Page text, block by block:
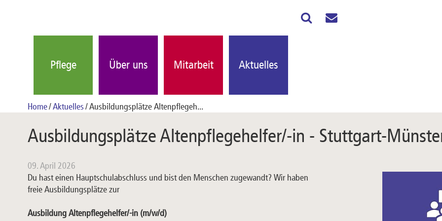
Pflege Über uns Mitarbeit Aktuelles
Home Aktuelles Ausbildungsplätze Altenpflegeh...
Ausbildungsplätze Altenpflegehelfer/-in - Stuttgart-
09. April 2026
Du hast einen Hauptschulabschluss und bist den Menschen zugewandt? Wir haben
freie Ausbildungsplätze zur
Ausbildung Altenpflegehelfer/-in (m/w/d)